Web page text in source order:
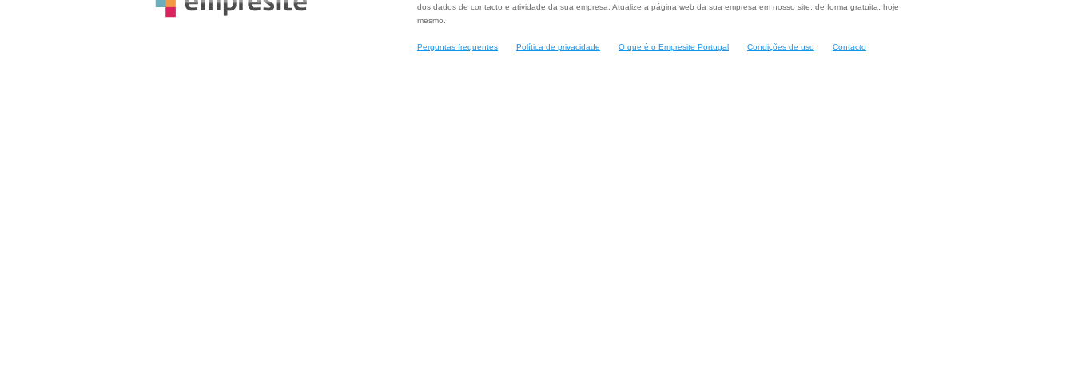
dos dados de contacto e atividade da sua empresa. Atualize a página web da sua empresa em nosso site, de forma gratuita, hoje
mesmo.
Perguntas frequentes Política de privacidade O que é o Empresite Portugal Condições de uso Contacto